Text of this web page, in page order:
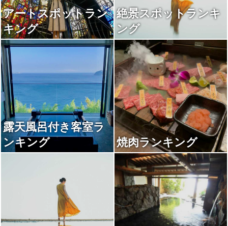
アートスポットラン
キング
絶景スポットランキ
ング
露天風呂付き客室ラ
ンキング
焼肉ランキング